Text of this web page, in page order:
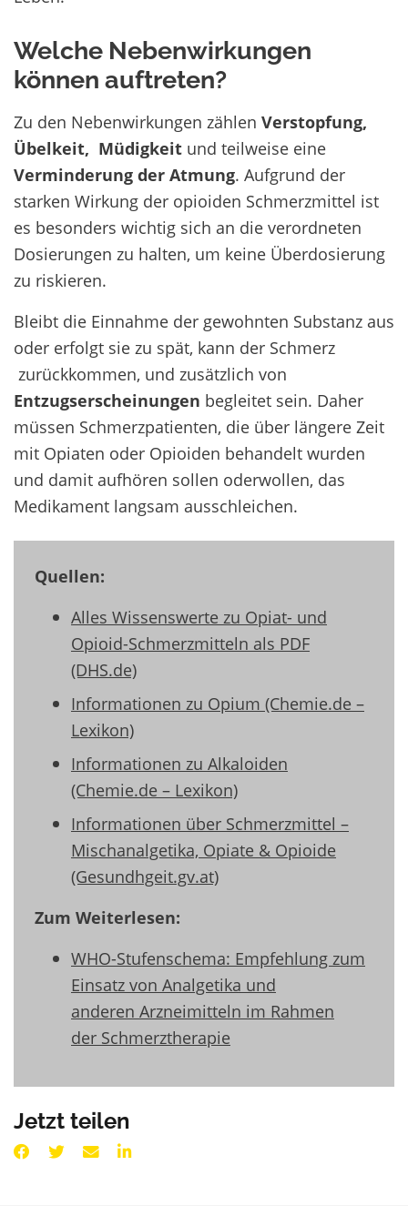
Welche Nebenwirkungen
können auftreten?
Zu den Nebenwirkungen zählen Verstopfung,
Übelkeit, Müdigkeit und teilweise eine
Verminderung der Atmung. Aufgrund der
starken Wirkung der opioiden Schmerzmittel ist
es besonders wichtig sich an die verordneten
Dosierungen zu halten, um keine Überdosierung
zu riskieren.
Bleibt die Einnahme der gewohnten Substanz aus
oder erfolgt sie zu spät, kann der Schmerz
zurückkommen, und zusätzlich von
Entzugserscheinungen begleitet sein. Daher
müssen Schmerzpatienten, die über längere Zeit
mit Opiaten oder Opioiden behandelt wurden
und damit aufhören sollen oderwollen, das
Medikament langsam ausschleichen.
Quellen:
Alles Wissenswerte zu Opiat- und
Opioid-Schmerzmitteln als PDF
(DHS.de)
Informationen zu Opium (Chemie.de –
Lexikon)
Informationen zu Alkaloiden
(Chemie.de – Lexikon)
Informationen über Schmerzmittel –
Mischanalgetika, Opiate & Opioide
(Gesundhgeit.gv.at)
Zum Weiterlesen:
WHO-Stufenschema: Empfehlung zum
Einsatz von Analgetika und
anderen Arzneimitteln im Rahmen
der Schmerztherapie
Jetzt teilen